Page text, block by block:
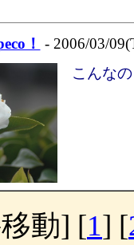
！ - 2006/03/
こんな
動] [1] [